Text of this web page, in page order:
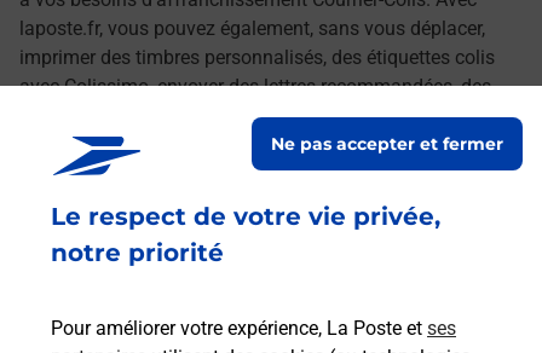
Le respect de votre vie privée,
notre priorité
Pour améliorer votre expérience, La Poste et ses
Ne pas accepter et fermer
laposte.fr, vous pouvez également, sans vous déplacer,
imprimer des timbres personnalisés, des étiquettes colis
avec Colissimo, envoyer des lettres recommandées, des
lettres simples ou encore faire suivre votre courrier à votre
nouvelle adresse. Le tout quand vous voulez, où vous
voulez.
Retrouvez toutes nos offres en ligne sur notre site